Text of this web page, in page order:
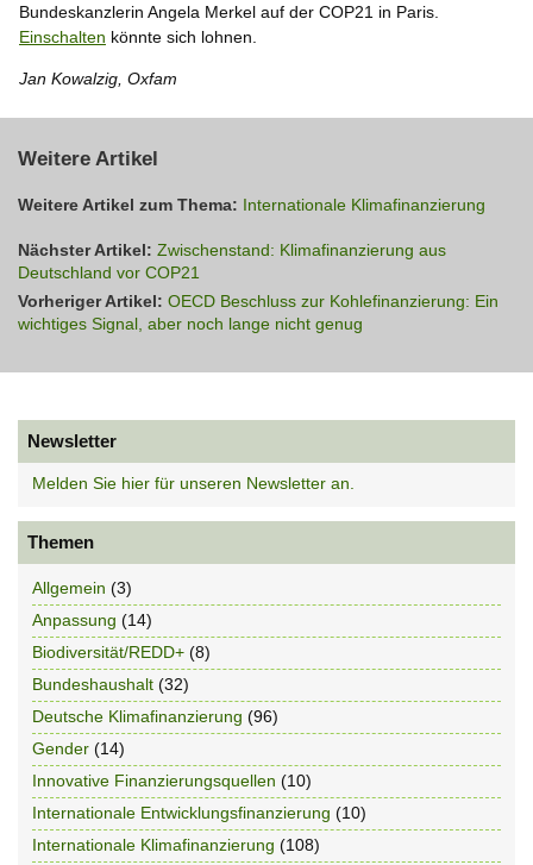
Bundeskanzlerin Angela Merkel auf der COP21 in Paris.
Einschalten könnte sich lohnen.
Jan Kowalzig, Oxfam
Weitere Artikel
Weitere Artikel zum Thema: Internationale Klimafinanzierung
Nächster Artikel: Zwischenstand: Klimafinanzierung aus
Deutschland vor COP21
Vorheriger Artikel: OECD Beschluss zur Kohlefinanzierung: Ein
wichtiges Signal, aber noch lange nicht genug
Newsletter
Melden Sie hier für unseren Newsletter an.
Themen
Allgemein (3)
Anpassung (14)
Biodiversität/REDD+ (8)
Bundeshaushalt (32)
Deutsche Klimafinanzierung (96)
Gender (14)
Innovative Finanzierungsquellen (10)
Internationale Entwicklungsfinanzierung (10)
Internationale Klimafinanzierung (108)